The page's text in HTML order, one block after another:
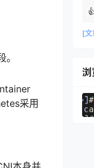
采用
👍 方便加一个友链呢
[文
浏